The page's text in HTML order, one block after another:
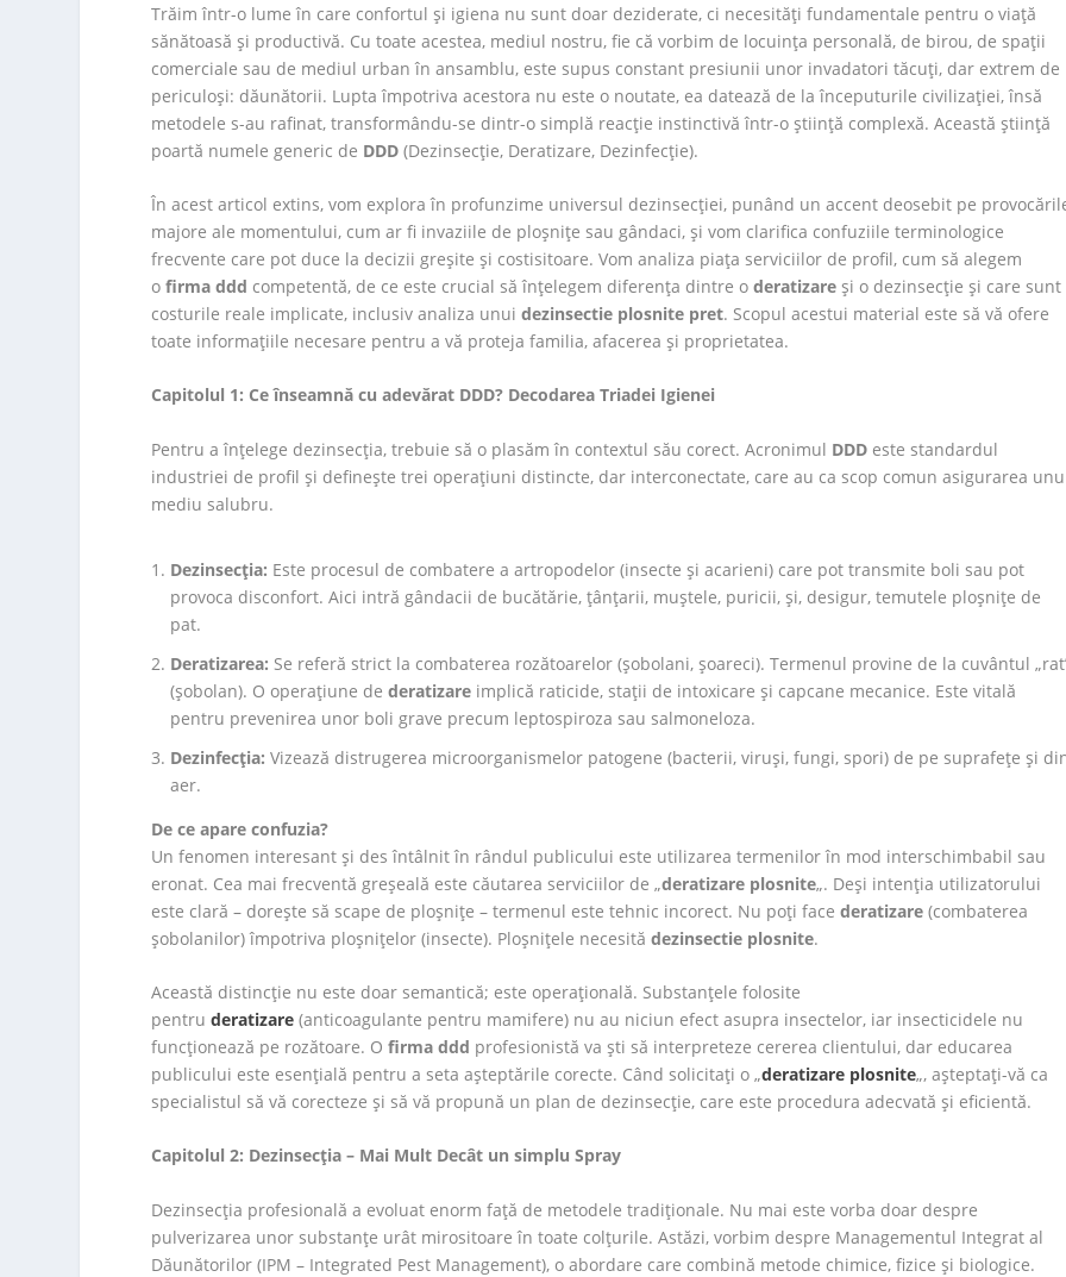
Trăim într-o lume în care confortul și igiena nu sunt doar deziderate, ci necesități fundamentale pentru o viață
sănătoasă și productivă. Cu toate acestea, mediul nostru, fie că vorbim de locuința personală, de birou, de spații
comerciale sau de mediul urban în ansamblu, este supus constant presiunii unor invadatori tăcuți, dar extrem de
periculoși: dăunătorii. Lupta împotriva acestora nu este o noutate, ea datează de la începuturile civilizației, însă
metodele s-au rafinat, transformându-se dintr-o simplă reacție instinctivă într-o știință complexă. Această știință
poartă numele generic de DDD (Dezinsecție, Deratizare, Dezinfecție).
În acest articol extins, vom explora în profunzime universul dezinsecției, punând un accent deosebit pe
majore ale momentului, cum ar fi invaziile de ploșnițe sau gândaci, și vom clarifica confuziile terminologice
frecvente care pot duce la decizii greșite și costisitoare. Vom analiza piața serviciilor de profil, cum să alegem
ofirma ddd competentă, de ce este crucial să înțelegem diferența dintre oderatizare și o dezinsecție și care sunt
costurile reale implicate, inclusiv analiza unuidezinsectie plosnite pret. Scopul acestui material este să vă ofere
toate informațiile necesare pentru a vă proteja familia, afacerea și proprietatea.
Capitolul 1: Ce înseamnă cu adevărat DDD? Decodarea Triadei Igienei
Pentru a înțelege dezinsecția, trebuie să o plasăm în contextul său corect. Acronimul DDD este standardul
industriei de profil și definește trei operațiuni distincte, dar interconectate, care au ca scop comun asigurarea
mediu salubru.
Dezinsecția: Este procesul de combatere a artropodelor (insecte și acarieni) care pot transmite boli sau pot
provoca disconfort. Aici intră gândacii de bucătărie, țânțarii, muștele, puricii, și, desigur, temutele ploșnițe de
pat.
Deratizarea: Se referă strict la combaterea rozătoarelor (șobolani, șoareci). Termenul provine de la cuvântul
(șobolan). O operațiune dederatizare implică raticide, stații de intoxicare și capcane mecanice. Este vitală
pentru prevenirea unor boli grave precum leptospiroza sau salmoneloza.
Dezinfecția: Vizează distrugerea microorganismelor patogene (bacterii, viruși, fungi, spori) de pe suprafețe și
aer.
De ce apare confuzia?
Un fenomen interesant și des întâlnit în rândul publicului este utilizarea termenilor în mod interschimbabil sau
eronat. Cea mai frecventă greșeală este căutarea serviciilor de „deratizare plosnite„. Deși intenția utilizatorului
este clară – dorește să scape de ploșnițe – termenul este tehnic incorect. Nu poți facederatizare (combaterea
șobolanilor) împotriva ploșnițelor (insecte). Ploșnițele necesitădezinsectie plosnite.
Această distincție nu este doar semantică; este operațională. Substanțele folosite
pentruderatizare (anticoagulante pentru mamifere) nu au niciun efect asupra insectelor, iar insecticidele nu
funcționează pe rozătoare. Ofirma ddd profesionistă va ști să interpreteze cererea clientului, dar educarea
publicului este esențială pentru a seta așteptările corecte. Când solicitați o „deratizare plosnite„, așteptați-vă ca
specialistul să vă corecteze și să vă propună un plan de dezinsecție, care este procedura adecvată și eficientă.
Capitolul 2: Dezinsecția – Mai Mult Decât un simplu Spray
Dezinsecția profesională a evoluat enorm față de metodele tradiționale. Nu mai este vorba doar despre
pulverizarea unor substanțe urât mirositoare în toate colțurile. Astăzi, vorbim despre Managementul Integrat al
Dăunătorilor (IPM – Integrated Pest Management), o abordare care combină metode chimice, fizice și biologice.